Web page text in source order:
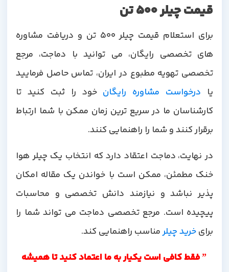
قیمت چیلر 500 تن
برای استعلام قیمت چیلر 500 تن و دریافت مشاوره
های تخصصی رایگان، می توانید با دماجت، مرجع
تخصصی تهویه مطبوع در ایران، تماس حاصل فرمایید
یا درخواست مشاوره رایگان خود را ثبت کنید تا
کارشناسان ما در سریع ترین زمان ممکن با شما ارتباط
برقرار کنند و شما را راهنمایی کنند.
در نهایت، دماجت اعتقاد دارد که انتخاب یک چیلر هوا
خنک مطمئن، ممکن است با خواندن یک مقاله امکان
پذیر نباشد و نیازمند دانش تخصصی و محاسبات
پیچیده است. مرجع تخصصی دماجت می تواند شما را
برایخرید چیلرمناسب راهنمایی کند.
” فقط کافی است یکیار به ما اعتماد کنید تا همیشه